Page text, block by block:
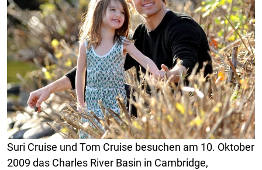
Suri Cruise und Tom Cruise besuchen am 10. Oktober
2009 das Charles River Basin in Cambridge,